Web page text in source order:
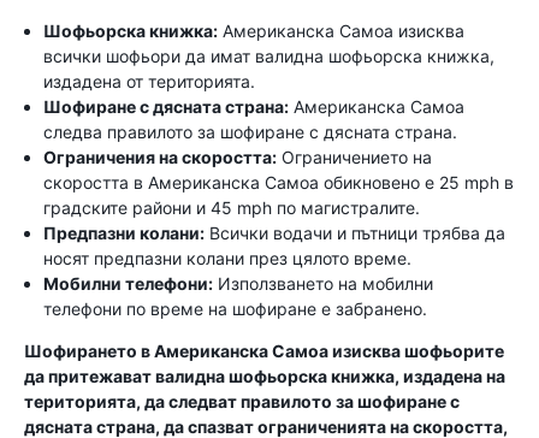
Шофьорска книжка: Американска Самоа изисква
всички шофьори да имат валидна шофьорска книжка,
издадена от територията.
Шофиране с дясната страна: Американска Самоа
следва правилото за шофиране с дясната страна.
Ограничения на скоростта: Ограничението на
скоростта в Американска Самоа обикновено е 25 mph в
градските райони и 45 mph по магистралите.
Предпазни колани: Всички водачи и пътници трябва да
носят предпазни колани през цялото време.
Мобилни телефони: Използването на мобилни
телефони по време на шофиране е забранено.
Шофирането в Американска Самоа изисква шофьорите
да притежават валидна шофьорска книжка, издадена на
територията, да следват правилото за шофиране с
дясната страна, да спазват ограниченията на скоростта,